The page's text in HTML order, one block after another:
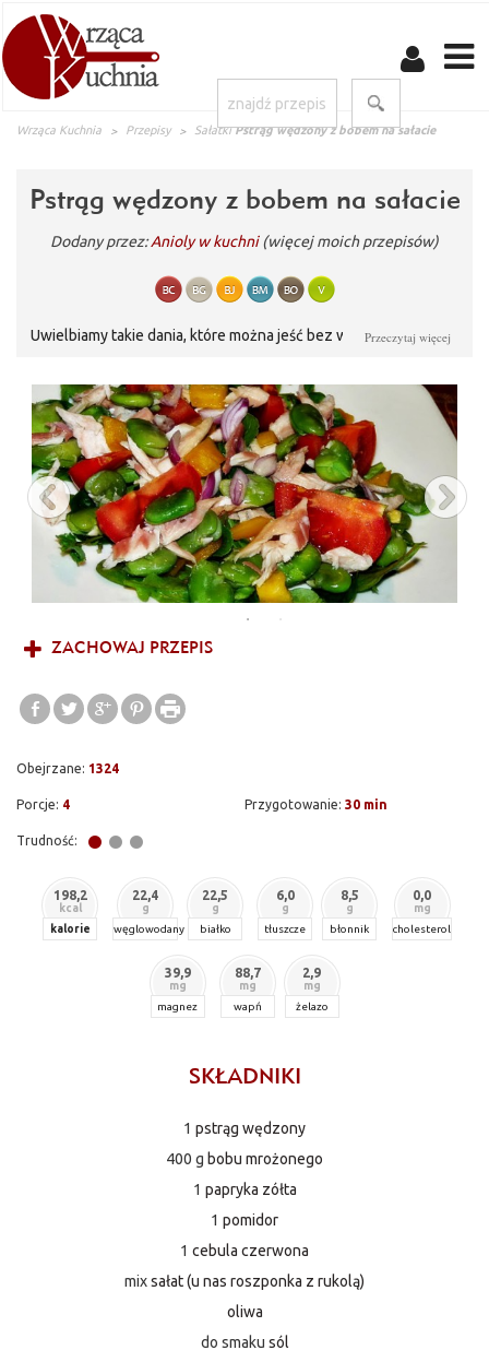
Wrząca Kuchnia Przepisy Sałatki Pstrąg wędzony z bobem na sałacie
Pstrąg wędzony z bobem na sałacie
Dodany przez:Anioly w kuchni (więcej moich przepisów)
Uwielbiamy takie dania, które można jeść bez wyrzeczeń...samo
rukoli i roszponce, to jest to. Roszpunka - jest bardzo
wartościowym warzywem, ponieważ w czasie zimy dostarcza
związków mineralnych, żelaza, a także witamin A i C.
Przeczytaj więcej
ZACHOWAJ PRZEPIS
Obejrzane: 1324
Porcje: 4 Przygotowanie: 30 min
Trudność:
198,2
kcal
kalorie
22,4
g
węglowodany
22,5
g
białko
6,0
g
tłuszcze
8,5
g
błonnik
0,0
mg
cholesterol
39,9
mg
magnez
88,7
mg
wapń
2,9
mg
żelazo
SKŁADNIKI
1 pstrąg wędzony
400 g bobu mrożonego
1 papryka zółta
1 pomidor
1 cebula czerwona
mixsałat (u nas roszponka z rukolą)
oliwa
do smaku sól